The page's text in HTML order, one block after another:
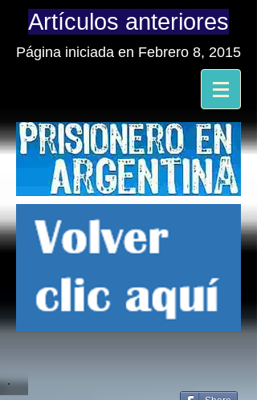
Artículos anteriores
Página iniciada en Febrero 8, 2015